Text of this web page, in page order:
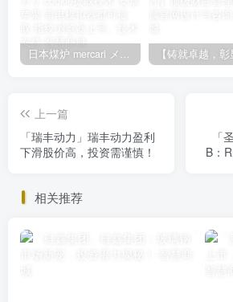
日本煤炉 mercari メルカリ cookie提取技术 安卓 苹果 雷电模拟器都可提取,指纹浏览器上号。技术支持
上一篇
「瑞丰动力」瑞丰动力盈利
下滑股价高，投资需谨慎！
「
B：
相关推荐